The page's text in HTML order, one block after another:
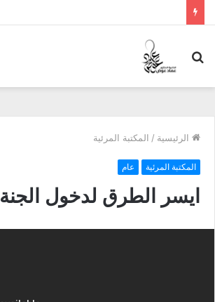
الرئيسية / المكتبة المرئية
المكتبة المرئية عام
ايسر الطرق لدخول الجنة